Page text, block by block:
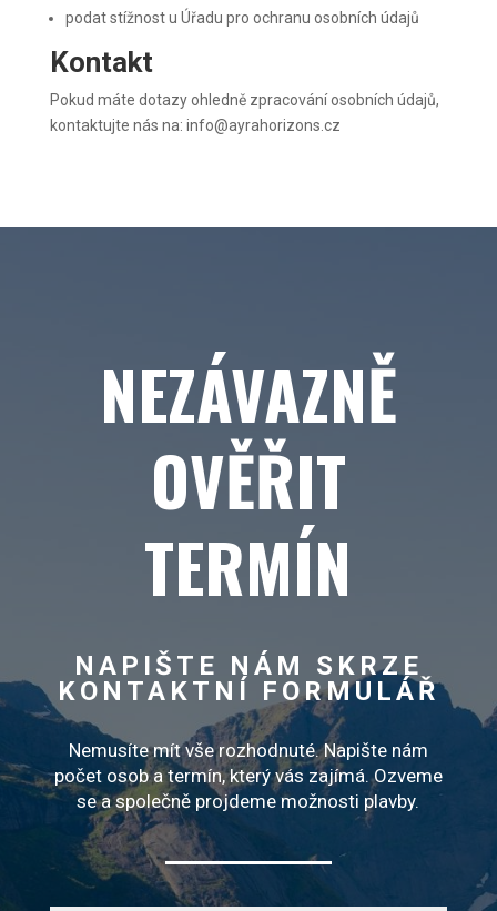
podat stížnost u Úřadu pro ochranu osobních údajů
Kontakt
Pokud máte dotazy ohledně zpracování osobních údajů,
kontaktujte nás na: info@ayrahorizons.cz
NEZÁVAZNĚ
OVĚŘIT
TERMÍN
NAPIŠTE NÁM SKRZE
KONTAKTNÍ FORMULÁŘ
Nemusíte mít vše rozhodnuté. Napište nám
počet osob a termín, který vás zajímá. Ozveme
se a společně projdeme možnosti plavby.